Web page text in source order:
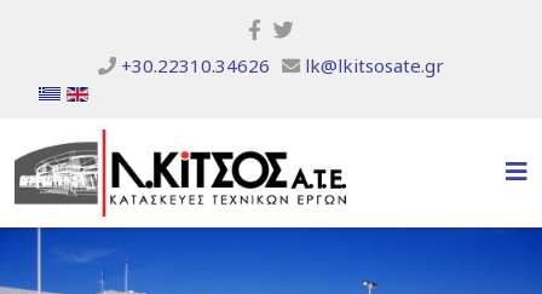
+30.22310.34626 lk@lkitsosate.gr